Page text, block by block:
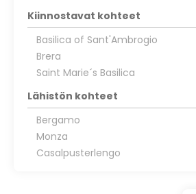
Kiinnostavat kohteet
Basilica of Sant'Ambrogio
Brera
Saint Marie´s Basilica
Lähistön kohteet
Bergamo
Monza
Casalpusterlengo